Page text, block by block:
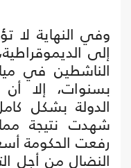
وفي النهاية لا
إلى
الناشطين في
بسنوات، إلا
الدولة بشكل
شهدت نتيجة
النضال من أجل